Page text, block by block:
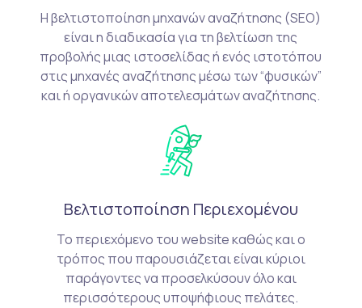
Η βελτιστοποίηση μηχανών αναζήτησης (SEO)
είναι η διαδικασία για τη βελτίωση της
προβολής μιας ιστοσελίδας ή ενός ιστοτόπου
στις μηχανές αναζήτησης μέσω των “φυσικών”
και ή οργανικών αποτελεσμάτων αναζήτησης.
Βελτιστοποίηση Περιεχομένου
Το περιεχόμενο του website καθώς και ο
τρόπος που παρουσιάζεται είναι κύριοι
παράγοντες να προσελκύσουν όλο και
περισσότερους υποψήφιους πελάτες.